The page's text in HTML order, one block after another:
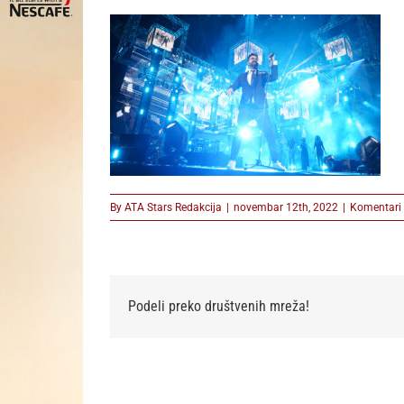
By ATA Stars Redakcija | novembar 12th, 2022 | Komentari
Podeli preko društvenih mreža!